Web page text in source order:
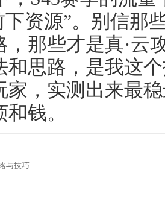
资源”。别信那
，那些才是真·云
和思路，是我这
家，实测出来最
钱。
与技巧